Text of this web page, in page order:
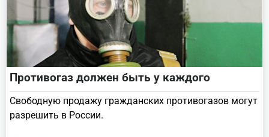
Противогаз должен быть у каждого
Свободную продажу гражданских противогазов могут
разрешить в России.